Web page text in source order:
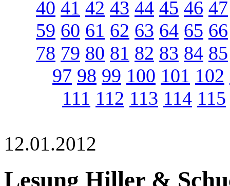
40 41 42 43 44 45 46 47
59 60 61 62 63 64 65 66
78 79 80 81 82 83 84 85
97 98 99 100 101 102
111 112 113 114 115
12.01.2012
Lesung Hiller &